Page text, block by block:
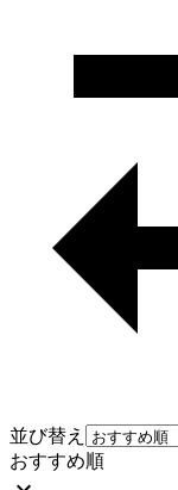
並び替え
おすすめ順